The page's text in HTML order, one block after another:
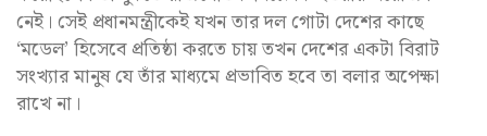
নেই। সেই প্রধানমন্ত্রীকেই যখন তার দল গোটা দেশের কাছে
‘মডেল’ হিসেবে প্রতিষ্ঠা করতে চায় তখন দেশের একটা বিরাট
সংখ্যার মানুষ যে তাঁর মাধ্যমে প্রভাবিত হবে তা বলার অপেক্ষা
রাখে না।